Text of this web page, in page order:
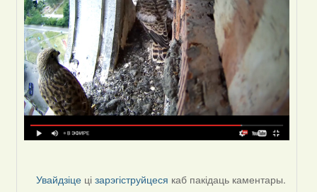
Увайдзіце цізарэгіструйцеся каб пакідаць каментары.